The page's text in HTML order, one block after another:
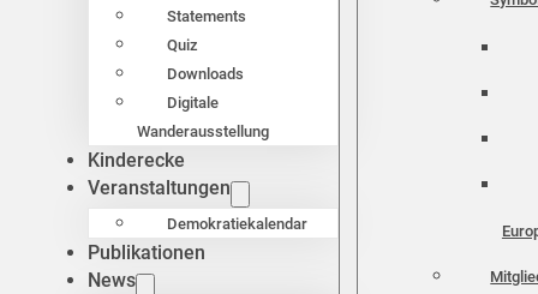
Statements
Quiz
Downloads
Digitale
Wanderausstellung
Kinderecke
Veranstaltungen
Demokratiekalendar
Publikationen
News